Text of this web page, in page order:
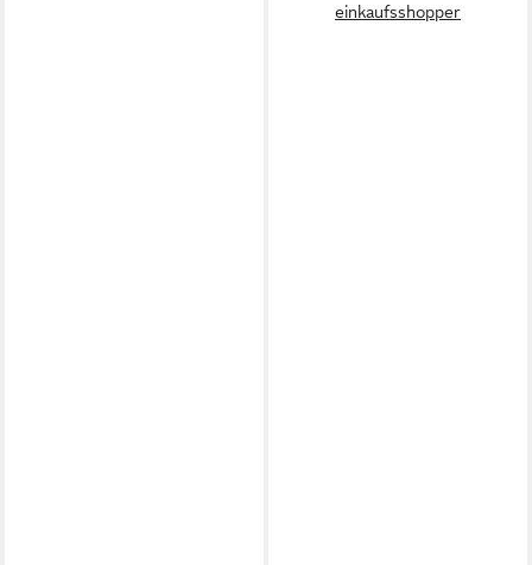
einkaufsshopper